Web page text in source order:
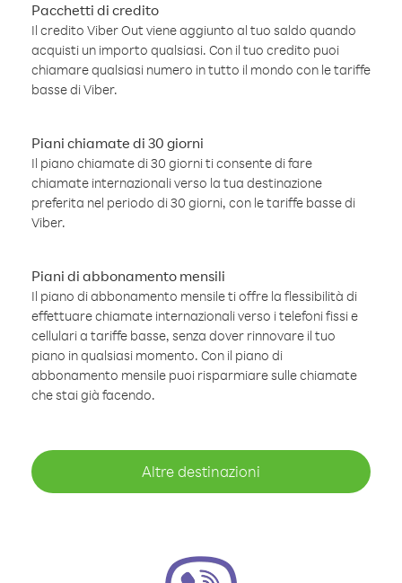
Pacchetti di credito
Il credito Viber Out viene aggiunto al tuo saldo quando
acquisti un importo qualsiasi. Con il tuo credito puoi
chiamare qualsiasi numero in tutto il mondo con le tariffe
basse di Viber.
Piani chiamate di 30 giorni
Il piano chiamate di 30 giorni ti consente di fare
chiamate internazionali verso la tua destinazione
preferita nel periodo di 30 giorni, con le tariffe basse di
Viber.
Piani di abbonamento mensili
Il piano di abbonamento mensile ti offre la flessibilità di
effettuare chiamate internazionali verso i telefoni fissi e
cellulari a tariffe basse, senza dover rinnovare il tuo
piano in qualsiasi momento. Con il piano di
abbonamento mensile puoi risparmiare sulle chiamate
che stai già facendo.
Altre destinazioni